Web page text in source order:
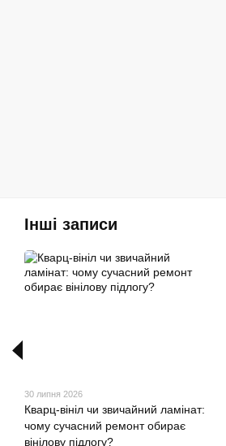
Інші записи
30 липня 2026
Кварц-вініл чи звичайний ламінат:
чому сучасний ремонт обирає
вінілову підлогу?